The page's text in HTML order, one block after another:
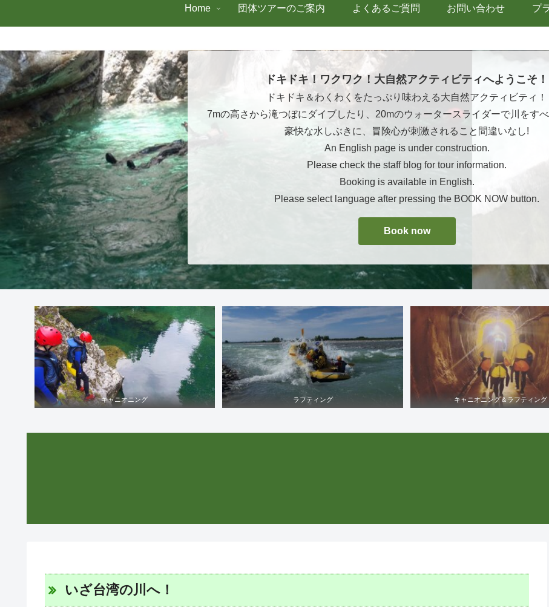
Home 団体ツアーのご案内 よくあるご質問 お問い合わせ プ
ドキドキ！ワクワク！大自然アクティビティへようこそ！
ドキドキ＆わくわくをたっぷり味わえる大自然アクティビティ！
7mの高さから滝つぼにダイブしたり、20mのウォータースライダーで川をす
豪快な水しぶきに、冒険心が刺激されること間違いなし!
An English page is under construction.
Please check the staff blog for tour information.
Booking is available in English.
Please select language after pressing the BOOK NOW button.
Book now
キャニオニング ラフティング キャニオニング＆ラフティング
いざ台湾の川へ！